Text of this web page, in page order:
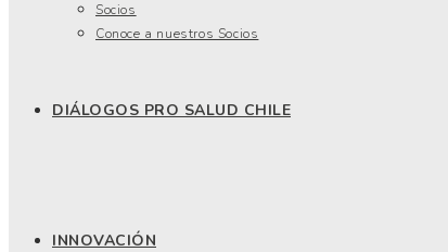
Socios
Conoce a nuestros Socios
DIÁLOGOS PRO SALUD CHILE
INNOVACIÓN